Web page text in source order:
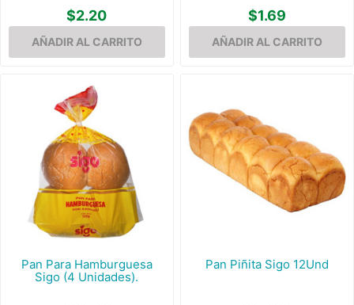
$2.20 $1.69
Pan Para Hamburguesa
Sigo (4 Unidades).
Pan Piñita Sigo 12Und